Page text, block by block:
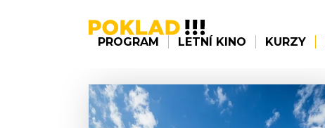
PROGRAM LETNÍ KINO KURZY